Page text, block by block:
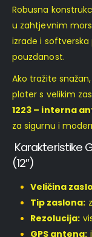
Robusna
u zahtjevnim
izrade i
pouzdanost.
Ako tražite
ploter s velikim
1223 – interna
za sigurnu i
Karakteristike
(12″)
Veličina
Tip zaslona:
Rezolucija:
GPS antena: